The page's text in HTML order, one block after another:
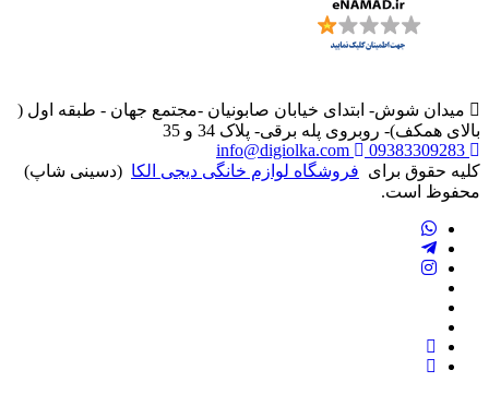
میدان شوش- ابتدای خیابان صابونیان -مجتمع جهان - طبقه اول (
بالای همکف)- روبروی پله برقی- پلاک 34 و 35
09383309283
info@digiolka.com
کلیه حقوق برای فروشگاه لوازم خانگی دیجی الکا (دسینی شاپ)
محفوظ است.